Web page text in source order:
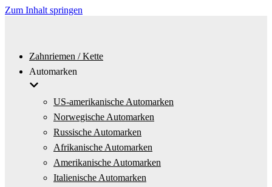
Zum Inhalt springen
Zahnriemen / Kette
Automarken
US-amerikanische Automarken
Norwegische Automarken
Russische Automarken
Afrikanische Automarken
Amerikanische Automarken
Italienische Automarken